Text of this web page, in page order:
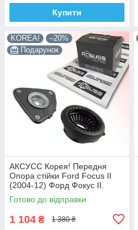
Купити
KOREA!
–20%
Подарунок
АКСУСС Корея! Передня
Опора стійки Ford Focus II
(2004-12) Форд Фокус II.
SM5589 , 802460 , KB652.13 ,
VKDA35426
Готово до відправки
1 104 ₴ 1 380 ₴